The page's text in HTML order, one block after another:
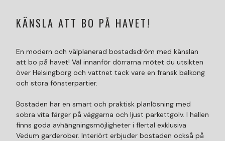
KÄNSLA ATT BO PÅ HAVET!
En modern och välplanerad bostadsdröm med känslan
att bo på havet! Väl innanför dörrarna mötet du utsikten
över Helsingborg och vattnet tack vare en fransk balkong
och stora fönsterpartier.
Bostaden har en smart och praktisk planlösning med
sobra vita färger på väggarna och ljust parkettgolv. I hallen
finns goda avhängningsmöjligheter i flertal exklusiva
Vedum garderober. Interiört erbjuder bostaden också på